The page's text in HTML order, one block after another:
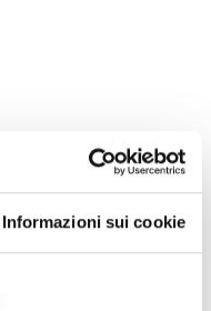
Informazioni sui cookie